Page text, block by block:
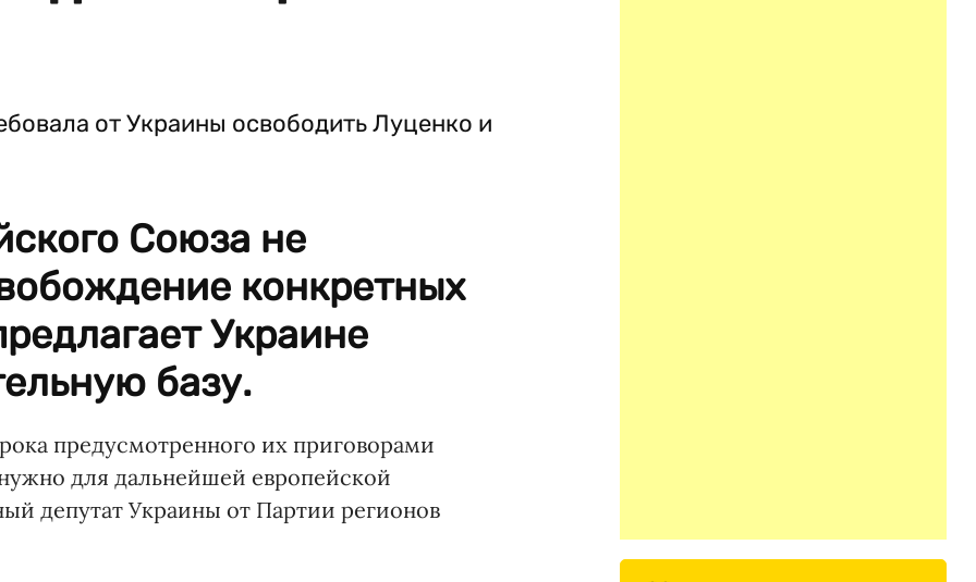
Союза не
конкретных
Украине
базу.
предусмотренного их приговорами
для дальнейшей европейской
депутат Украины от Партии регионов